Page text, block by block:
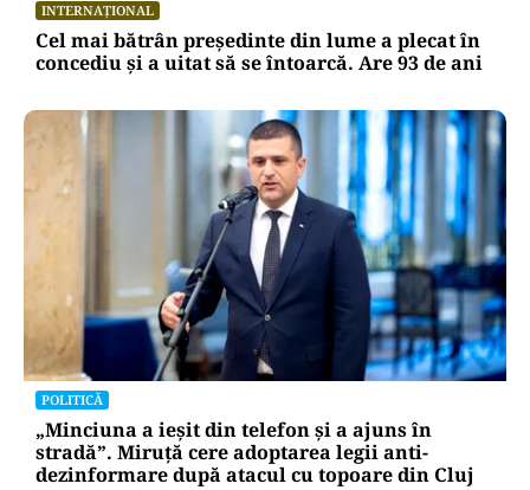
INTERNAȚIONAL
Cel mai bătrân președinte din lume a plecat în
concediu și a uitat să se întoarcă. Are 93 de ani
POLITICĂ
„Minciuna a ieșit din telefon și a ajuns în
stradă”. Miruță cere adoptarea legii anti-
dezinformare după atacul cu topoare din Cluj